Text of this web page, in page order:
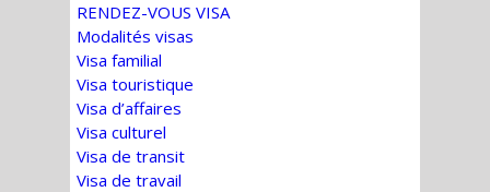
RENDEZ-VOUS VISA
Modalités visas
Visa familial
Visa touristique
Visa d’affaires
Visa culturel
Visa de transit
Visa de travail